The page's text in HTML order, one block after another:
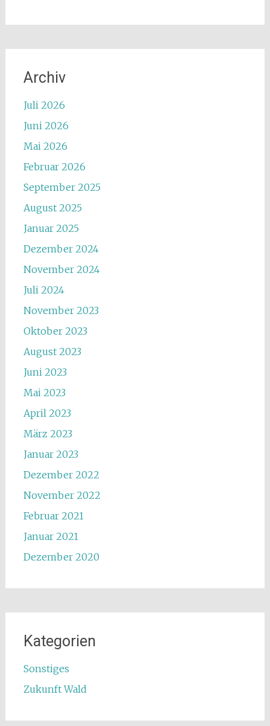
Archiv
Juli 2026
Juni 2026
Mai 2026
Februar 2026
September 2025
August 2025
Januar 2025
Dezember 2024
November 2024
Juli 2024
November 2023
Oktober 2023
August 2023
Juni 2023
Mai 2023
April 2023
März 2023
Januar 2023
Dezember 2022
November 2022
Februar 2021
Januar 2021
Dezember 2020
Kategorien
Sonstiges
Zukunft Wald